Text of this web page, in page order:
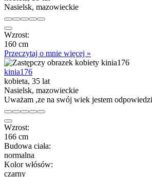
Nasielsk, mazowieckie
Wzrost:
160 cm
Przeczytaj o mnie więcej »
kinia176
kobieta, 35 lat
Nasielsk, mazowieckie
Uważam ,ze na swój wiek jestem
Wzrost:
166 cm
Budowa ciała:
normalna
Kolor włósów:
czarny